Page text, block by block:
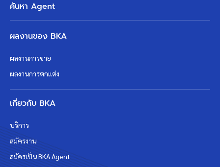
ค้นหา Agent
ผลงานของ BKA
ผลงานการขาย
ผลงานการตกแต่ง
เกี่ยวกับ BKA
บริการ
สมัครงาน
สมัครเป็น BKA Agent